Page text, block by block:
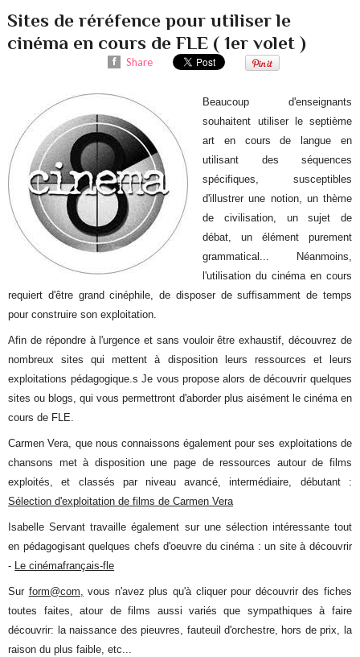
Sites de réréfence pour utiliser le
cinéma en cours de FLE ( 1er volet )
Share
Beaucoup d'enseignants
souhaitent utiliser le septième
art en cours de langue en
utilisant des séquences
spécifiques, susceptibles
d'illustrer une notion, un thème
de civilisation, un sujet de
débat, un élément purement
grammatical... Néanmoins,
l'utilisation du cinéma en cours
requiert d'être grand cinéphile, de disposer de suffisamment de temps
pour construire son exploitation.
Afin de répondre à l'urgence et sans vouloir être exhaustif, découvrez de
nombreux sites qui mettent à disposition leurs ressources et leurs
exploitations pédagogique.s Je vous propose alors de découvrir quelques
sites ou blogs, qui vous permettront d'aborder plus aisément le cinéma en
cours de FLE.
Carmen Vera, que nous connaissons également pour ses exploitations de
chansons met à disposition une page de ressources autour de films
exploités, et classés par niveau avancé, intermédiaire, débutant :
Sélection d'exploitation de films de Carmen Vera
Isabelle Servant travaille également sur une sélection intéressante tout
en pédagogisant quelques chefs d'oeuvre du cinéma : un site à découvrir
-
Le cinémafrançais-fle
Sur form@com, vous n'avez plus qu'à cliquer pour découvrir des fiches
toutes faites, atour de films aussi variés que sympathiques à faire
découvrir: la naissance des pieuvres, fauteuil d'orchestre, hors de prix, la
raison du plus faible, etc...